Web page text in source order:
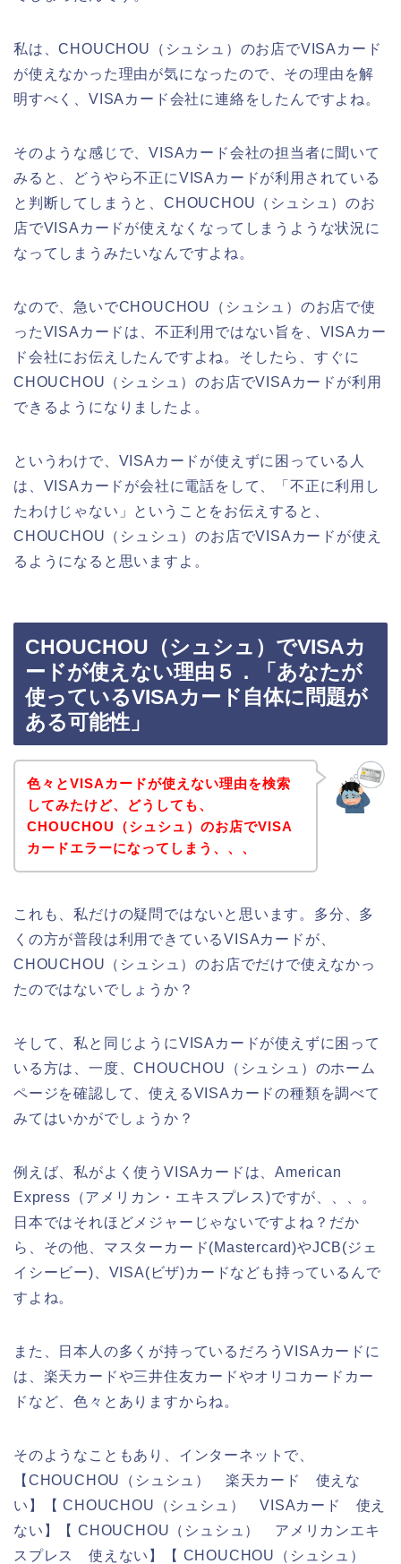
私は、CHOUCHOU（シュシュ）のお店でVISAカード
が使えなかった理由が気になったので、その理由を解
明すべく、VISAカード会社に連絡をしたんですよね。
そのような感じで、VISAカード会社の担当者に聞いて
みると、どうやら不正にVISAカードが利用されている
と判断してしまうと、CHOUCHOU（シュシュ）のお
店でVISAカードが使えなくなってしまうような状況に
なってしまうみたいなんですよね。
なので、急いでCHOUCHOU（シュシュ）のお店で使
ったVISAカードは、不正利用ではない旨を、VISAカー
ド会社にお伝えしたんですよね。そしたら、すぐに
CHOUCHOU（シュシュ）のお店でVISAカードが利用
できるようになりましたよ。
というわけで、VISAカードが使えずに困っている人
は、VISAカードが会社に電話をして、「不正に利用し
たわけじゃない」ということをお伝えすると、
CHOUCHOU（シュシュ）のお店でVISAカードが使え
るようになると思いますよ。
CHOUCHOU（シュシュ）でVISAカ
ードが使えない理由５．「あなたが
使っているVISAカード自体に問題が
ある可能性」
色々とVISAカードが使えない理由を検索
してみたけど、どうしても、
CHOUCHOU（シュシュ）のお店でVISA
カードエラーになってしまう、、、
これも、私だけの疑問ではないと思います。多分、多
くの方が普段は利用できているVISAカードが、
CHOUCHOU（シュシュ）のお店でだけで使えなかっ
たのではないでしょうか？
そして、私と同じようにVISAカードが使えずに困って
いる方は、一度、CHOUCHOU（シュシュ）のホーム
ページを確認して、使えるVISAカードの種類を調べて
みてはいかがでしょうか？
例えば、私がよく使うVISAカードは、American
Express（アメリカン・エキスプレス)ですが、、、。
日本ではそれほどメジャーじゃないですよね？だか
ら、その他、マスターカード(Mastercard)やJCB(ジェ
イシービー)、VISA(ビザ)カードなども持っているんで
すよね。
また、日本人の多くが持っているだろうVISAカードに
は、楽天カードや三井住友カードやオリコカードカー
ドなど、色々とありますからね。
そのようなこともあり、インターネットで、
【CHOUCHOU（シュシュ） 楽天カード 使えな
い】【 CHOUCHOU（シュシュ） VISAカード 使え
ない】【 CHOUCHOU（シュシュ） アメリカンエキ
スプレス 使えない】【 CHOUCHOU（シュシュ）